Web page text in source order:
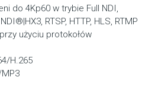
do 4Kp60 w trybie Full NDI,
RTSP, HTTP, HLS, RTMP
użyciu protokołów
H.265